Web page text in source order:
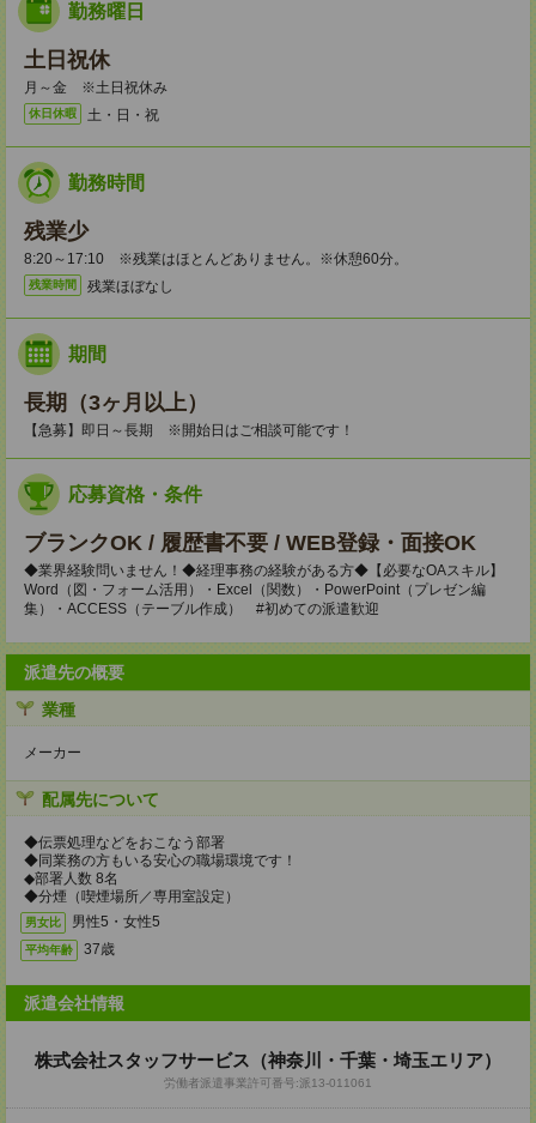
勤務曜日
土日祝休
月～金 ※土日祝休み
休日休暇 土・日・祝
勤務時間
残業少
8:20～17:10 ※残業はほとんどありません。※休憩60分。
残業時間 残業ほぼなし
期間
長期（3ヶ月以上）
【急募】即日～長期 ※開始日はご相談可能です！
応募資格・条件
ブランクOK / 履歴書不要 / WEB登録・面接OK
◆業界経験問いません！◆経理事務の経験がある方◆【必要なOAスキル】
Word（図・フォーム活用）・Excel（関数）・PowerPoint（プレゼン編
集）・ACCESS（テーブル作成） #初めての派遣歓迎
派遣先の概要
業種
メーカー
配属先について
◆伝票処理などをおこなう部署
◆同業務の方もいる安心の職場環境です！
◆部署人数 8名
◆分煙（喫煙場所／専用室設定）
男女比 男性5・女性5
平均年齢 37歳
派遣会社情報
株式会社スタッフサービス（神奈川・千葉・埼玉エリア）
労働者派遣事業許可番号:派13-011061